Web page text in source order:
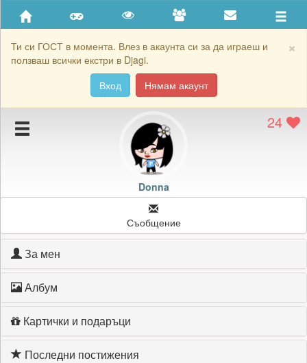
×
Ти си ГОСТ в момента. Влез в акаунта си за да играеш и
ползваш всички екстри в Djagi.
Вход
Нямам акаунт
Приятели
Хронология на игри
Подаръците на Donna 24
Donna
Съобщение
За мен
Албум
Картички и подаръци
Последни постижения